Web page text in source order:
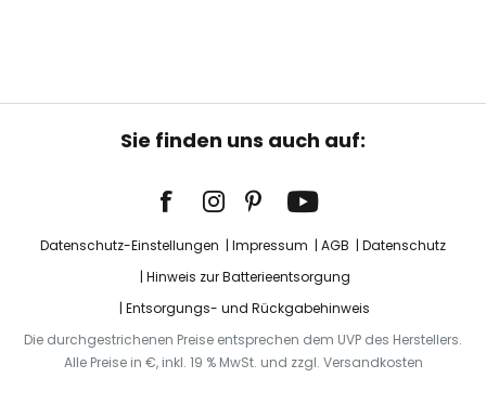
Sie finden uns auch auf:
Datenschutz-Einstellungen Impressum AGB
Datenschutz
Hinweis zur Batterieentsorgung
Entsorgungs- und Rückgabehinweis
Die durchgestrichenen Preise entsprechen dem UVP des Herstellers.
Alle Preise in €, inkl. 19 % MwSt. und zzgl. Versandkosten